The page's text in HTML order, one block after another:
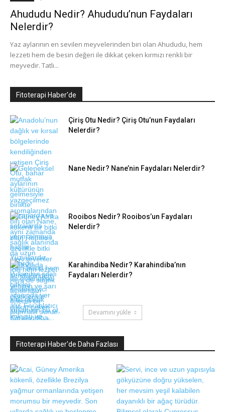
Ahududu Nedir? Ahududu’nun Faydaları
Nelerdir?
Yaz aylarının en sevilen meyvelerinden biri olan Ahududu, hem
lezzeti hem de besin değeri ile dikkat çeken kırmızı renkli bir
meyvedir. Tatlı...
Fitoterapi Haber'de
Çiriş Otu Nedir? Çiriş Otu’nun Faydaları
Nelerdir?
Nane Nedir? Nane’nin Faydaları Nelerdir?
Rooibos Nedir? Rooibos’un Faydaları
Nelerdir?
Karahindiba Nedir? Karahindiba’nın
Faydaları Nelerdir?
Devamını yükle
Fitoterapi Haber'de Daha Fazlası